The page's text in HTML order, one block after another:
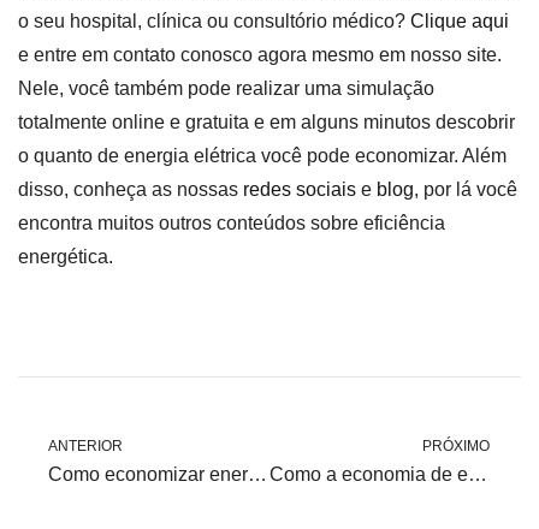
o seu hospital, clínica ou consultório médico? Clique aqui
e entre em contato conosco agora mesmo em nosso site.
Nele, você também pode realizar uma simulação
totalmente online e gratuita e em alguns minutos descobrir
o quanto de energia elétrica você pode economizar. Além
disso, conheça as nossas redes sociais e blog, por lá você
encontra muitos outros conteúdos sobre eficiência
energética.
ANTERIOR
Como economizar energia em instituições de ensino?
PRÓXIMO
Como a economia de energia elétrica pode gerar resultados positivos para a indústria?